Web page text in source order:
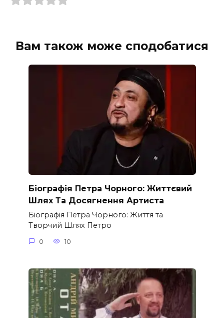
Вам також може сподобатися
Біографія Петра Чорного: Життєвий
Шлях Та Досягнення Артиста
Біографія Петра Чорного: Життя та
Творчий Шлях Петро
0 10